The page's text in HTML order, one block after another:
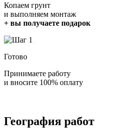
Копаем грунт
и выполняем монтаж
+ вы получаете подарок
Готово
Принимаете работу
и вносите 100% оплату
География работ